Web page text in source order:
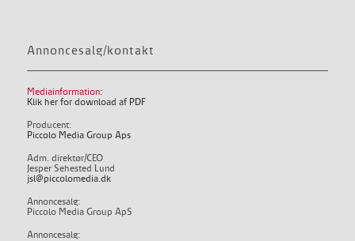
Annoncesalg/kontakt
Mediainformation:
Klik her for download af PDF
Producent:
Piccolo Media Group Aps
Adm. direktør/CEO
Jesper Sehested Lund
jsl@piccolomedia.dk
Annoncesalg:
Piccolo Media Group ApS
Annoncesalg: